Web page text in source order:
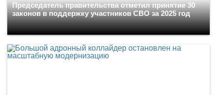
Председатель правительства отметил принятие 30
законов в поддержку участников СВО за 2025 год